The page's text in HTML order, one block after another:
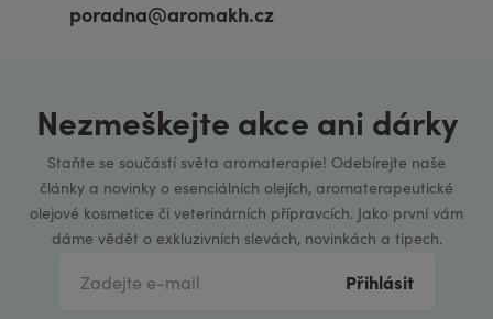
poradna@aromakh.cz
Nezmeškejte akce ani dárky
Staňte se součástí světa aromaterapie! Odebírejte naše
články a novinky o esenciálních olejích, aromaterapeutické
olejové kosmetice či veterinárních přípravcích. Jako první vám
dáme vědět o exkluzivních slevách, novinkách a tipech.
Přihlásit